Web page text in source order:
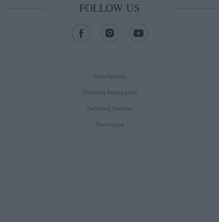
FOLLOW US
Όροι Xρήσης
Πολιτική Απορρήτου
Πολιτική Cookies
Ταυτότητα